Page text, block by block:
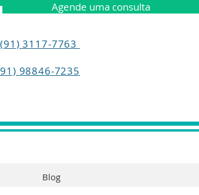
Agende uma consulta
3117-7763
98846-7235
Blog